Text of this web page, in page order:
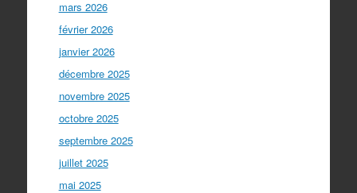
mars 2026
février 2026
janvier 2026
décembre 2025
novembre 2025
octobre 2025
septembre 2025
juillet 2025
mai 2025